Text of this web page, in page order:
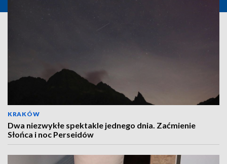
KRAKÓW
Dwa niezwykłe spektakle jednego dnia. Zaćmienie
Słońca i noc Perseidów